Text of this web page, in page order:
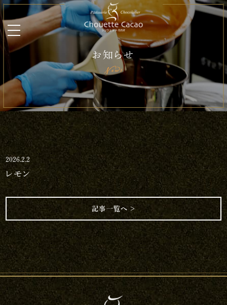
お知らせ
News
2026.2.2
レモン
記事一覧へ ＞